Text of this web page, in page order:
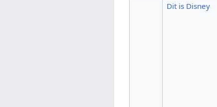
Dit is Disney